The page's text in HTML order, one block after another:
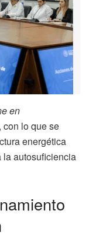
en
, con lo que se
energética
la autosuficiencia